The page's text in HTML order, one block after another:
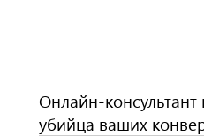
Онлайн-консультант
убийца ваших